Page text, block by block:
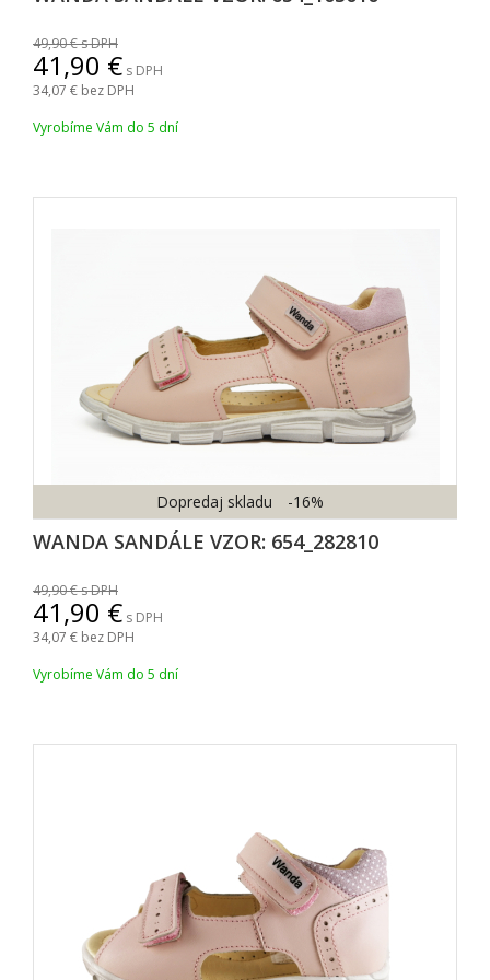
49,90s DPH
41,90
s DPH
34,07 bez DPH
Vyrobíme Vám do 5 dní
WANDA SANDÁLE VZOR: 654_282810
Dopredaj skladu -16%
49,90s DPH
41,90
s DPH
34,07 bez DPH
Vyrobíme Vám do 5 dní